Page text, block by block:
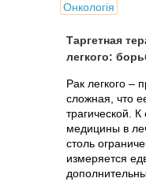
Онкологія
Таргетная
легкого:
Рак легкого –
сложная, что
трагической.
медицины в
столь
измеряется